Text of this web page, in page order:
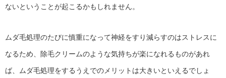
ないということが起こるかもしれません。
ムダ毛処理のたびに慎重になって神経をすり減らすのはストレスに
なるため、除毛クリームのような気持ちが楽になれるものがあれ
ば、ムダ毛処理をするうえでのメリットは大きいといえるでしょ